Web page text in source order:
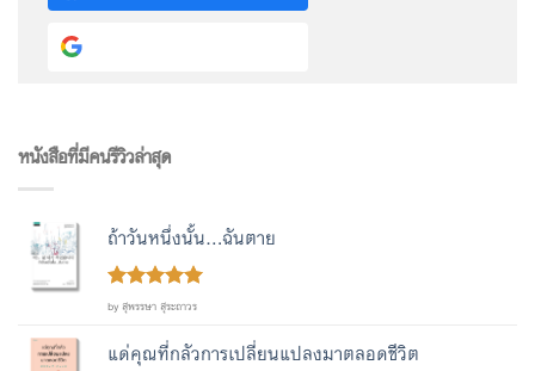
หนังสือที่มีคนรีวิวล่าสุด
ถ้าวันหนึ่งนั้น...ฉันตาย
Rated 5out
by สุพรรษา สุระถาวร
แด่คุณที่กลัวการเปลี่ยนแปลงมาตลอดชีวิต